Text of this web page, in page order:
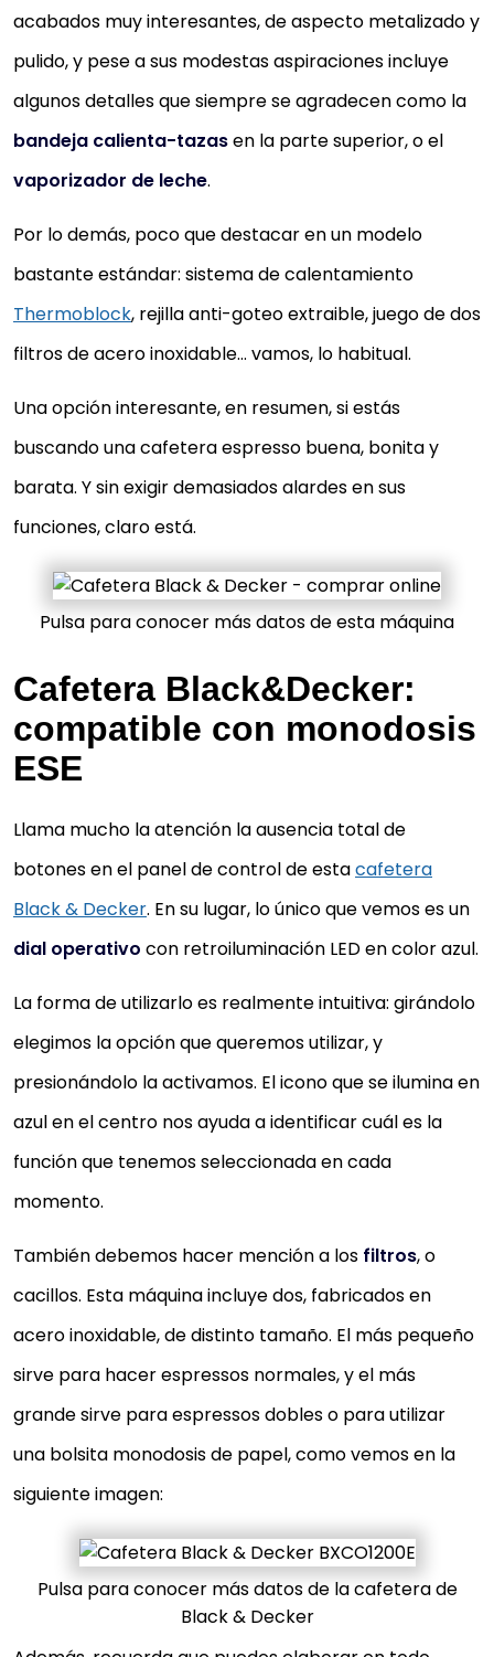
acabados muy interesantes, de aspecto metalizado y
pulido, y pese a sus modestas aspiraciones incluye
algunos detalles que siempre se agradecen como la
bandeja calienta-tazasen la parte superior, o el
vaporizador de leche.
Por lo demás, poco que destacar en un modelo
bastante estándar: sistema de calentamiento
Thermoblock, rejilla anti-goteo extraible, juego de dos
filtros de acero inoxidable… vamos, lo habitual.
Una opción interesante, en resumen, si estás
buscando una cafetera espresso buena, bonita y
barata. Y sin exigir demasiados alardes en sus
funciones, claro está.
Pulsa para conocer más datos de esta máquina
Cafetera Black&Decker:
compatible con monodosis
ESE
Llama mucho la atención la ausencia total de
botones en el panel de control de estacafetera
Black & Decker. En su lugar, lo único que vemos es un
dial operativo con retroiluminación LED en color azul.
La forma de utilizarlo es realmente intuitiva: girándolo
elegimos la opción que queremos utilizar, y
presionándolo la activamos. El icono que se ilumina en
azul en el centro nos ayuda a identificar cuál es la
función que tenemos seleccionada en cada
momento.
También debemos hacer mención a los filtros, o
cacillos. Esta máquina incluye dos, fabricados en
acero inoxidable, de distinto tamaño. El más pequeño
sirve para hacer espressos normales, y el más
grande sirve para espressos dobles o para utilizar
una bolsita monodosis de papel, como vemos en la
siguiente imagen:
Pulsa para conocer más datos de la cafetera de
Black & Decker